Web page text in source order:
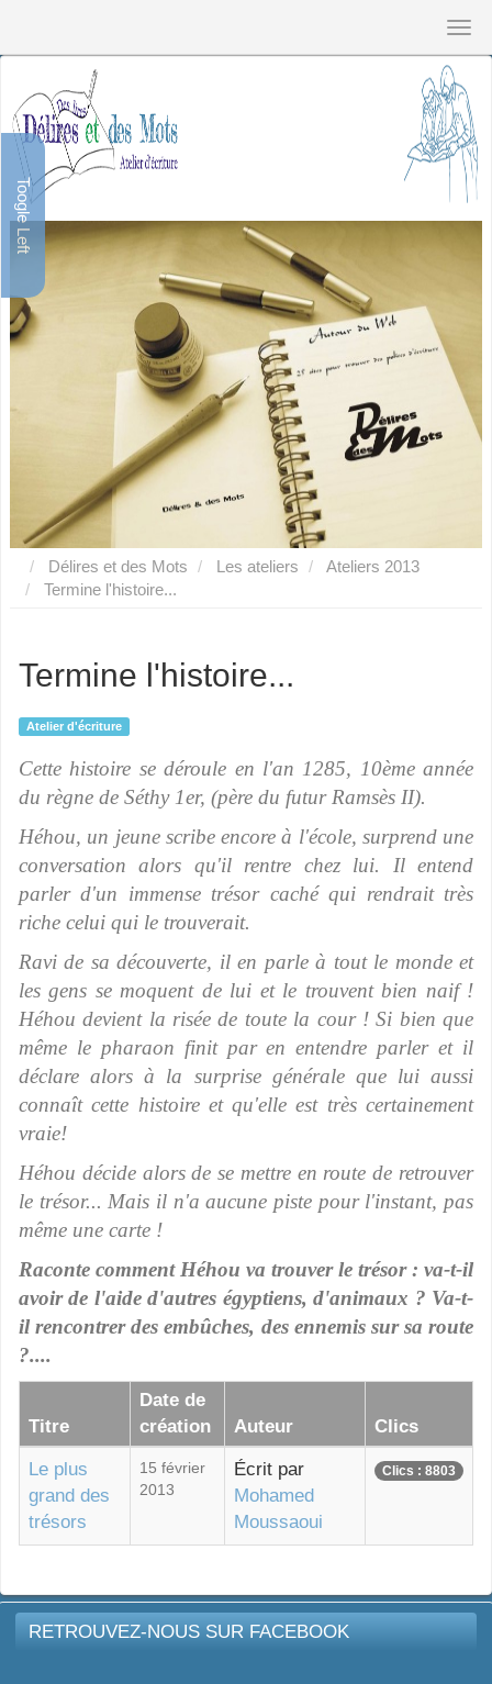
Toogle Left
Délires et des Mots Les ateliers
Ateliers 2013
Termine l'histoire...
Termine l'histoire...
Atelier d'écriture
Cette histoire se déroule en l'an 1285, 10ème année
du règne de Séthy 1er, (père du futur Ramsès II).
Héhou, un jeune scribe encore à l'école, surprend une
conversation alors qu'il rentre chez lui. Il entend
parler d'un immense trésor caché qui rendrait très
riche celui qui le trouverait.
Ravi de sa découverte, il en parle à tout le monde et
les gens se moquent de lui et le trouvent bien naif !
Héhou devient la risée de toute la cour ! Si bien que
même le pharaon finit par en entendre parler et il
déclare alors à la surprise générale que lui aussi
connaît cette histoire et qu'elle est très certainement
vraie!
Héhou décide alors de se mettre en route de retrouver
le trésor... Mais il n'a aucune piste pour l'instant, pas
même une carte !
Raconte comment Héhou va trouver le trésor : va-t-il
avoir de l'aide d'autres égyptiens, d'animaux ? Va-t-
il rencontrer des embûches, des ennemis sur sa route
?....
Titre
Date de
création
Auteur Clics
Le plus
grand des
trésors
15 février
2013
Écrit par
Mohamed
Moussaoui
Clics : 8803
RETROUVEZ-NOUS SUR FACEBOOK